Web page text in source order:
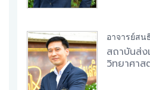
อาจารย์สน
สถาบันส่ง
วิทยาศาส